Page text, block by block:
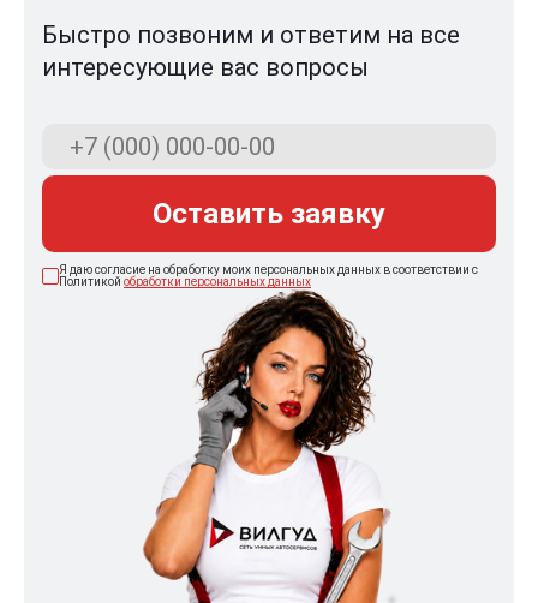
Быстро позвоним и ответим на все
интересующие вас вопросы
Оставить заявку
Я даю согласие на обработку моих персональных данных в соответствии с
Политикой обработки персональных данных